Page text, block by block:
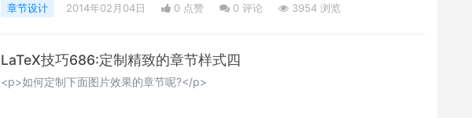
href="http://web.slzm.de/blog/latex/schone-kapiteltitelseiten-in-latex/"
章节设计 2014年02月04日 0 点赞 0 评论 3954 浏览
LaTeX技巧686:定制精致的章节样式四
<p>如何定制下面图片效果的章节呢?</p>